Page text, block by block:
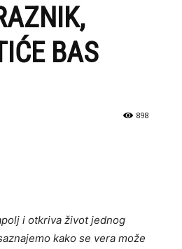
BAS
898
i otkriva život jednog
kako se vera može